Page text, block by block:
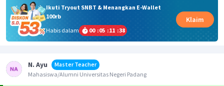
Ikuti Tryout SNBT & Menangkan E-Wallet
100rb
Habis dalam
00 :05 :11 :38
Klaim
N. Ayu
Master Teacher
Mahasiswa/Alumni Universitas Negeri Padang